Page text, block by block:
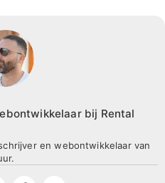
bij Rental
en webontwikkelaar van